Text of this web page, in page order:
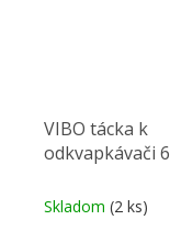
VIBO tácka k
odkvapkávači
Skladom (2 ks)